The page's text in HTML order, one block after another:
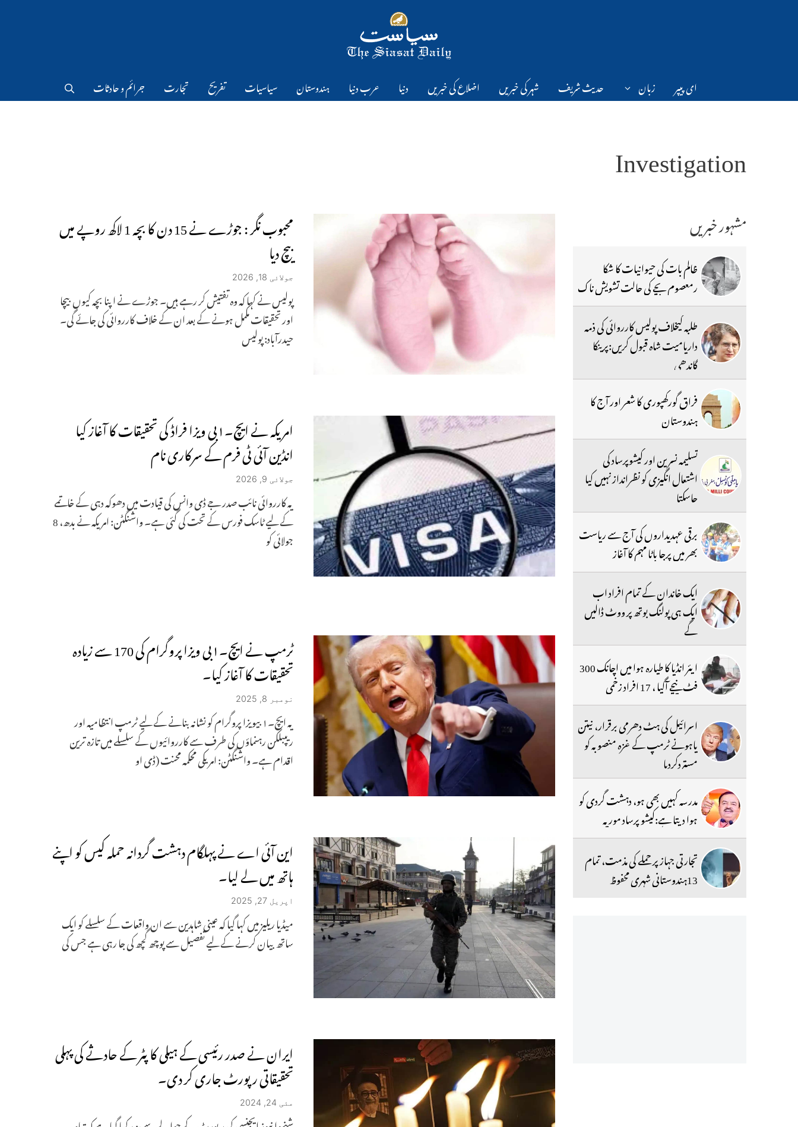
ای پیپر زبان حدیث شریف شہر کی خبریں اضلاع کی خبریں دنیا عرب دنیا ہندوستان سیاسیات تفریح تجارت جرائم و حادثات
Investigation
محبوب نگر : جوڑے نے 15 دن کا بچہ 1 لاکھ روپے میں
بیچ دیا
جولائی 18, 2026
پولیس نے کہا کہ وہ تفتیش کر رہے ہیں۔ جوڑے نے اپنا بچہ کیوں بیچا
اور تحقیقات مکمل ہونے کے بعد ان کے خلاف کارروائی کی جائے گی۔
حیدرآباد: پولیس
امریکہ نے ایچ۔۱بی ویزا فراڈ کی تحقیقات کا آغاز کیا
انڈین آئی ٹی فرم کے سرکاری نام
جولائی 9, 2026
یہ کارروائی نائب صدر جے ڈی وانس کی قیادت میں دھوکہ دہی کے خاتمے
کے لیے ٹاسک فورس کے تحت کی گئی ہے۔ واشنگٹن: امریکہ نے بدھ، 8
جولائی کو
ٹرمپ نے ایچ۔۱بی ویزا پروگرام کی 170 سے زیادہ
تحقیقات کا آغاز کیا۔
نومبر 8, 2025
یہ ایچ۔۱بیویزا پروگرام کو نشانہ بنانے کے لیے ٹرمپ انتظامیہ اور
ریپبلکن رہنماؤں کی طرف سے کارروائیوں کے سلسلے میں تازہ ترین
اقدام ہے۔ واشنگٹن: امریکی محکمہ محنت (ڈی او
این آئی اے نے پہلگام دہشت گردانہ حملہ کیس کو اپنے
ہاتھ میں لے لیا۔
اپریل 27, 2025
میڈیا ریلیز میں کہا گیا کہ عینی شاہدین سے ان واقعات کے سلسلے کو ایک
ساتھ بیان کرنے کے لیے تفصیل سے پوچھ گچھ کی جا رہی ہے جس کی
ایران نے صدر رئیسی کے ہیلی کاپٹر کے حادثے کی پہلی
تحقیقاتی رپورٹ جاری کر دی۔
مئی 24, 2024
مشہور خبریں
ظالم بات کی حیوانیات کا شکا
رمعصوم بچے کی حالت تشویش ناک
طلبہ کیخلاف پولیس کارروائی کی ذمہ
داریامیت شاہ قبول کریں:پرینکا
گاندھی
فراق گورکھپوری کا شعر اور آج کا
ہندوستان
تسلیمہ نسرین اور کیشوپرساد کی
اشتعال انگیزی کو نظرانداز نہیں کیا
جاسکتا
برقی عہدیداروں کی آج سے ریاست
بھر میں پرجا باٹا مہم کا آغاز
ایک خاندان کے تمام افراد اب
ایک ہی پولنگ بوتھ پر ووٹ ڈالیں
گے
ایئر انڈیا کا طیارہ ہوا میں اچانک 300
فٹ نیچے آگیا ، 17 افراد زخمی
اسرائیل کی ہٹ دھرمی برقرار، نیتن
یاہونے ٹرمپ کے غزہ منصوبہ کو
مستردکردیا
مدرسہ کہیں بھی ہو، دہشت گردی کو
ہوا دیتا ہے:کیشو پرساد موریہ
تجارتی جہاز پر حملے کی مذمت، تمام
13ہندوستانی شہری محفوظ